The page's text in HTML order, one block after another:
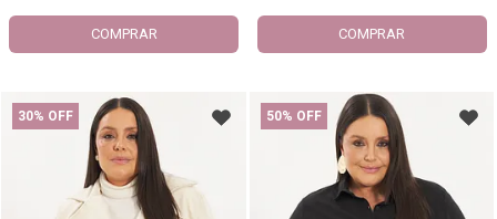
COMPRAR COMPRAR
30% OFF 50% OFF